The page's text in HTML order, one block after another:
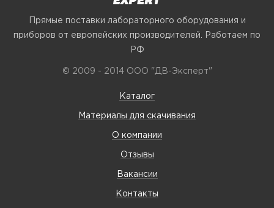
Прямые поставки лабораторного оборудования и
приборов от европейских производителей. Работаем по
РФ
© 2009 - 2014 ООО "ДВ-Эксперт"
Каталог
Материалы для скачивания
О компании
Отзывы
Вакансии
Контакты